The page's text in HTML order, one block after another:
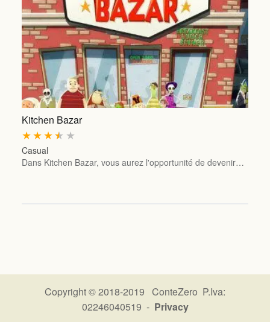
Kitchen Bazar
★
★
★
★
★
Casual
Dans Kitchen Bazar, vous aurez l'opportunité de devenir…
Copyright © 2018-2019 ConteZero P.Iva:
02246040519 - Privacy